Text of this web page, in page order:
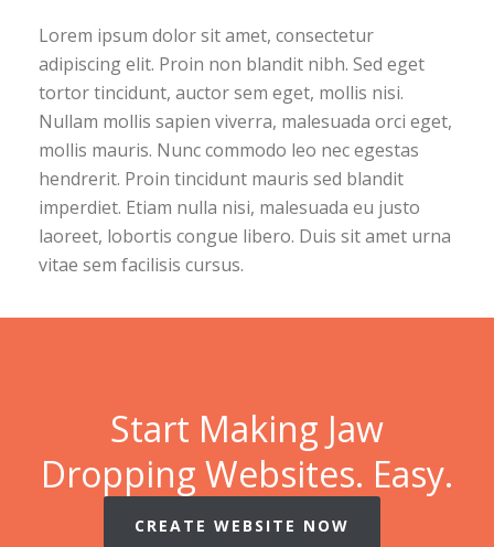
Lorem ipsum dolor sit amet, consectetur
adipiscing elit. Proin non blandit nibh. Sed eget
tortor tincidunt, auctor sem eget, mollis nisi.
Nullam mollis sapien viverra, malesuada orci eget,
mollis mauris. Nunc commodo leo nec egestas
hendrerit. Proin tincidunt mauris sed blandit
imperdiet. Etiam nulla nisi, malesuada eu justo
laoreet, lobortis congue libero. Duis sit amet urna
vitae sem facilisis cursus.
Start Making Jaw
Dropping Websites. Easy.
CREATE WEBSITE NOW